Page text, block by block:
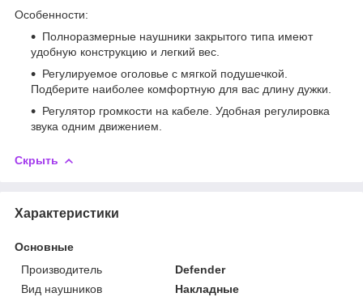
Особенности:
Полноразмерные наушники закрытого типа имеют
удобную конструкцию и легкий вес.
Регулируемое оголовье с мягкой подушечкой.
Подберите наиболее комфортную для вас длину дужки.
Регулятор громкости на кабеле. Удобная регулировка
звука одним движением.
Скрыть
Характеристики
Основные
Производитель
Defender
Вид наушников
Накладные